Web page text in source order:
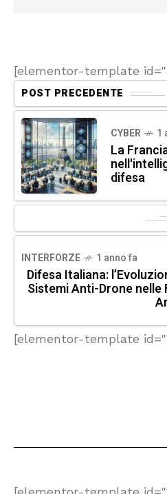
[elementor-template
POST PRECEDENTE
CYBER 1
La
difesa
INTERFORZE 1 anno fa
Difesa Italiana:
Sistemi Anti-Drone nelle
[elementor-template